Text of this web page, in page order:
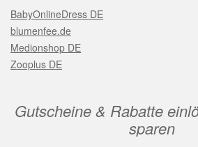
BabyOnlineDress DE
blumenfee.de
Medionshop DE
Zooplus DE
Gutscheine & Rabatte
sparen